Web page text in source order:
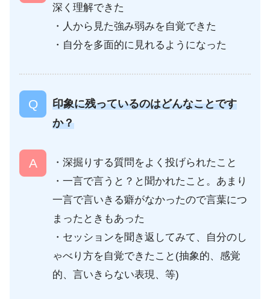
深く理解できた
・人から見た強み弱みを自覚できた
・自分を多面的に見れるようになった
印象に残っているのはどんなことです
か？
・深掘りする質問をよく投げられたこと
・一言で言うと？と聞かれたこと。あまり
一言で言いきる癖がなかったので言葉につ
まったときもあった
・セッションを聞き返してみて、自分のし
ゃべり方を自覚できたこと(抽象的、感覚
的、言いきらない表現、等)